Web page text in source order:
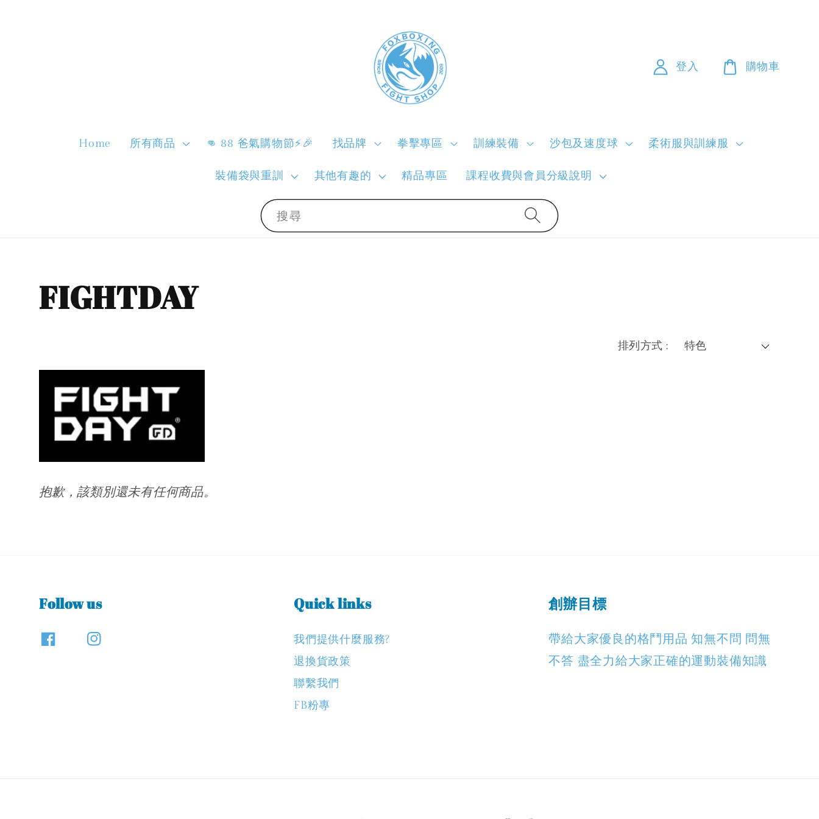
搜尋
Home 所有商品 👊 88 爸氣購物節⚡🎉 找品牌 拳擊專區 訓練裝備 沙包及速度球 柔術服與訓練服
裝備袋與重訓 其他有趣的 精品專區 課程收費與會員分級說明
登入 購物車
FIGHTDAY
排列方式 :
抱歉，該類別還未有任何商品。
Follow us Quick links
我們提供什麼服務?
退換貨政策
聯繫我們
FB粉專
創辦目標
帶給大家優良的格鬥用品 知無不問 問無
不答 盡全力給大家正確的運動裝備知識